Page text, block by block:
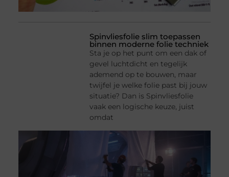
Spinvliesfolie slim toepassen
binnen moderne folie techniek
Sta je op het punt om een dak of
gevel luchtdicht en tegelijk
ademend op te bouwen, maar
twijfel je welke folie past bij jouw
situatie? Dan is Spinvliesfolie
vaak een logische keuze, juist
omdat